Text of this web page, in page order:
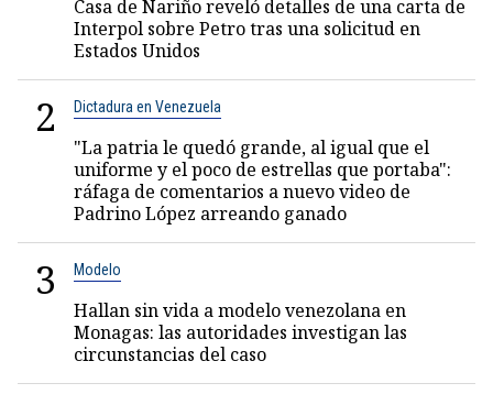
Casa de Nariño reveló detalles de una carta de
Interpol sobre Petro tras una solicitud en
Estados Unidos
2 Dictadura en Venezuela
"La patria le quedó grande, al igual que el
uniforme y el poco de estrellas que portaba":
ráfaga de comentarios a nuevo video de
Padrino López arreando ganado
3 Modelo
Hallan sin vida a modelo venezolana en
Monagas: las autoridades investigan las
circunstancias del caso